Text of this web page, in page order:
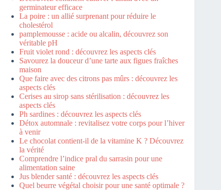
germinateur efficace
La poire : un allié surprenant pour réduire le
cholestérol
pamplemousse : acide ou alcalin, découvrez son
véritable pH
Fruit violet rond : découvrez les aspects clés
Savourez la douceur d’une tarte aux figues fraîches
maison
Que faire avec des citrons pas mûrs : découvrez les
aspects clés
Cerises au sirop sans stérilisation : découvrez les
aspects clés
Ph sardines : découvrez les aspects clés
Détox automnale : revitalisez votre corps pour l’hiver
à venir
Le chocolat contient-il de la vitamine K ? Découvrez
la vérité
Comprendre l’indice pral du sarrasin pour une
alimentation saine
Jus blender santé : découvrez les aspects clés
Quel beurre végétal choisir pour une santé optimale ?